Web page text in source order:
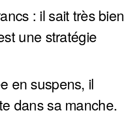
: il sait très bien
une stratégie
en suspens, il
dans sa manche.